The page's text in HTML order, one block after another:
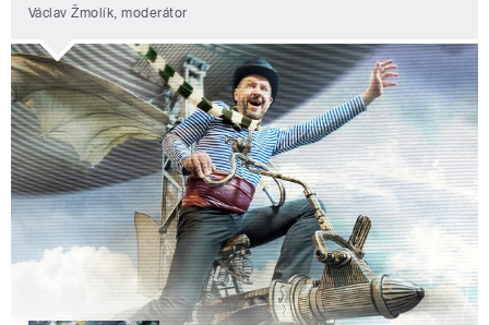
Václav Žmolík, moderátor